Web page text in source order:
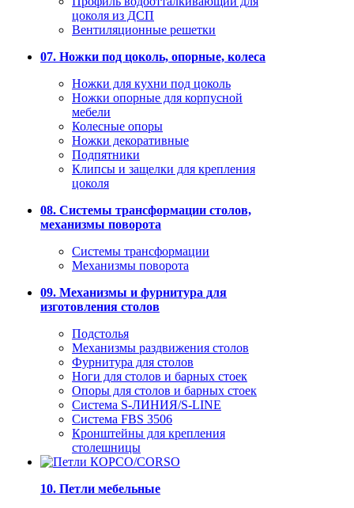
цоколя из ДСП
Вентиляционные решетки
07. Ножки под цоколь, опорные, колеса
Ножки для кухни под цоколь
Ножки опорные для корпусной
мебели
Колесные опоры
Ножки декоративные
Подпятники
Клипсы и защелки для крепления
цоколя
08. Системы трансформации столов,
механизмы поворота
Системы трансформации
Механизмы поворота
09. Механизмы и фурнитура для
изготовления столов
Подстолья
Механизмы раздвижения столов
Фурнитура для столов
Ноги для столов и барных стоек
Опоры для столов и барных стоек
Система S-ЛИНИЯ/S-LINE
Система FBS 3506
Кронштейны для крепления
столешницы
10. Петли мебельные